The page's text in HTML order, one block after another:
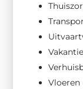
Vloeren